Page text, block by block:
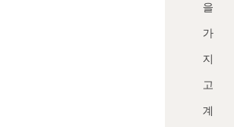
을
가
지
고
계